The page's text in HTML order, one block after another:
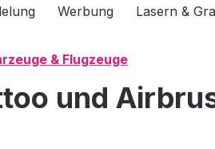
Werbung Lasern &
& Flugzeuge
und